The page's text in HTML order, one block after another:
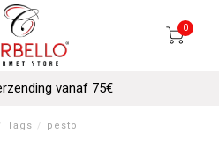
0
vanaf 75€
Tags / pesto